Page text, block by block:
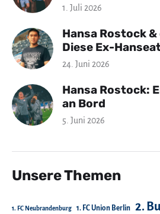
1. Juli 2026
Hansa Rostock &
Diese Ex-
24. Juni 2026
Hansa Rostock:
an Bord
5. Juni 2026
Unsere Themen
1. FC Neubrandenburg 1. FC Union Berlin 2.